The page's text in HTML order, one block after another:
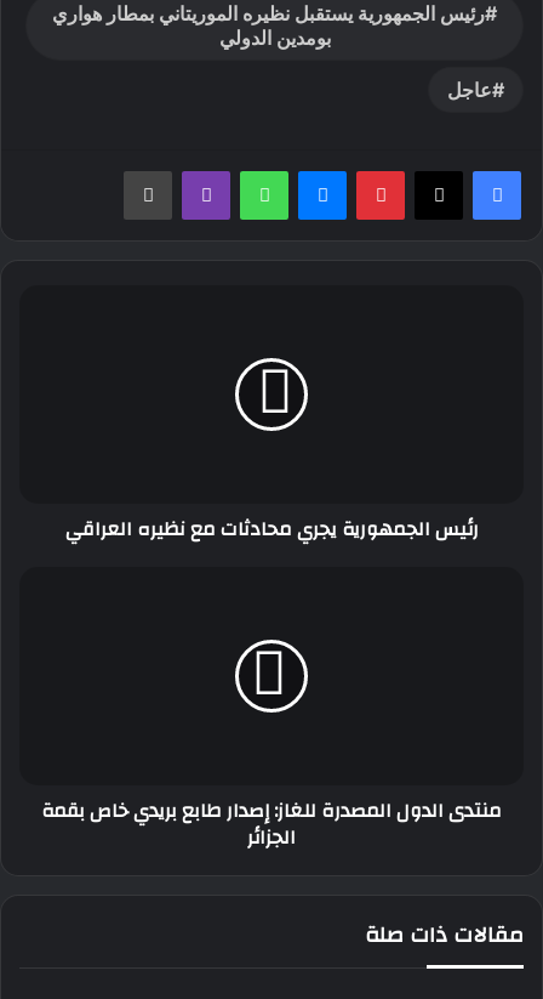
رئيس الجمهورية يستقبل نظيره الموريتاني بمطار هواري
بومدين الدولي
عاجل
بينتيريستماسنجر واتساب ڤايبر طباعة
رئيس الجمهورية يجري محادثات مع نظيره العراقي
الجزائر
منتدى الدول المصدرة للغاز: إصدار طابع بريدي خاص بقمة
الجزائر
مقالات ذات صلة